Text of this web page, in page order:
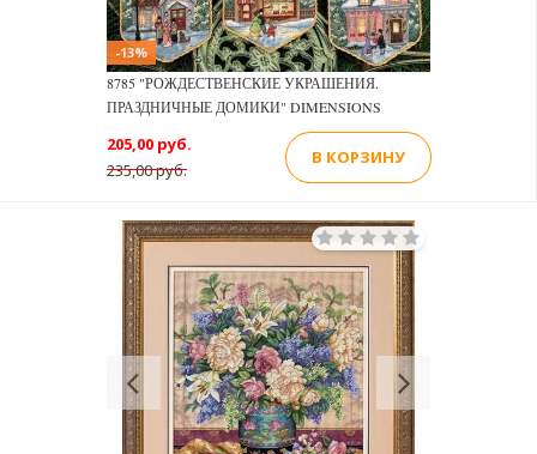
-13%
8785 "РОЖДЕСТВЕНСКИЕ УКРАШЕНИЯ.
ПРАЗДНИЧНЫЕ ДОМИКИ" DIMENSIONS
235,00 руб.
205,00 руб.
В КОРЗИНУ
Previous